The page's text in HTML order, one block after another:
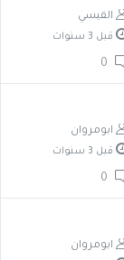
القيسي
قبل 3 سنوات
ابومروان
قبل 3 سنوات
ابومروان